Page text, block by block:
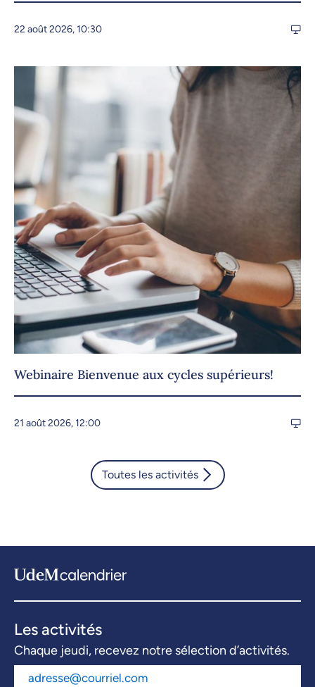
22 août 2026, 10:30
Webinaire Bienvenue aux cycles supérieurs!
21 août 2026, 12:00
Toutes les activités
Les activités
Chaque jeudi, recevez notre sélection d’activités.